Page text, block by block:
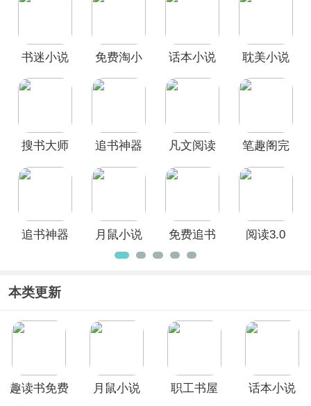
书迷小说
免费淘小
话本小说
手机版
耽美小说
搜书大师
追书神器
凡文阅读
笔趣阁完
最新版
追书神器
月鼠小说
app
免费追书
内置书源
阅读3.0
本类更新
趣读书免费
月鼠小说
职工书屋
话本小说